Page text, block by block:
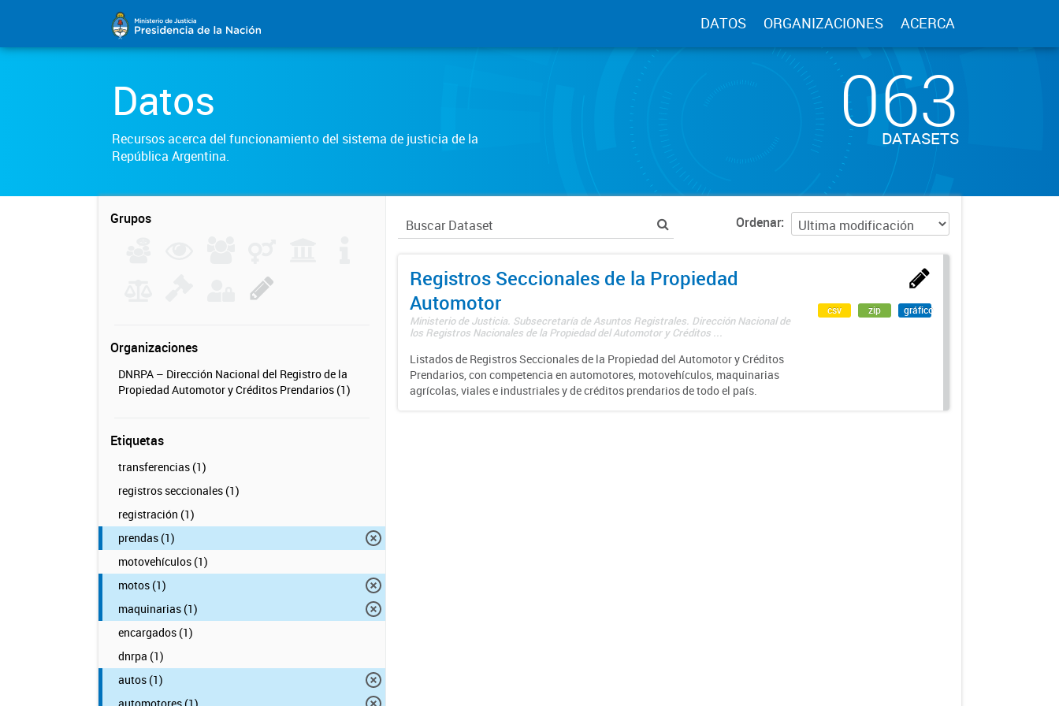
DATOS ORGANIZACIONES ACERCA
Datos
Recursos acerca del funcionamiento del sistema de justicia de la
República Argentina.
063
DATASETS
Grupos
Organizaciones
DNRPA – Dirección Nacional del Registro de la
Propiedad Automotor y Créditos Prendarios (1)
Etiquetas
transferencias (1)
registros seccionales (1)
registración (1)
prendas (1)
motovehículos (1)
motos (1)
maquinarias (1)
encargados (1)
dnrpa (1)
autos (1)
Ordenar
Registros Seccionales de la Propiedad
Automotor
Ministerio de Justicia. Subsecretaría de Asuntos Registrales. Dirección Nacional de
los Registros Nacionales de la Propiedad del Automotor y Créditos ...
Listados de Registros Seccionales de la Propiedad del Automotor y Créditos
Prendarios, con competencia en automotores, motovehículos, maquinarias
agrícolas, viales e industriales y de créditos prendarios de todo el país.
csv zip gráfico